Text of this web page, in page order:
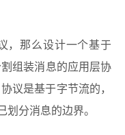
，那么设计一个基于
组装消息的应用层协
议是基于字节流的，
划分消息的边界。